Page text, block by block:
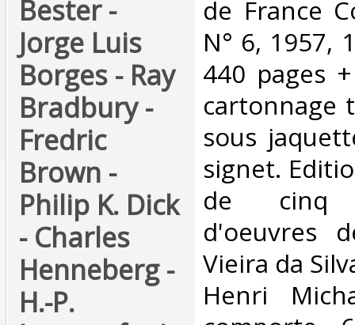
Bester -
Jorge Luis
Borges - Ray
Bradbury -
Fredric
Brown -
Philip K. Dick
- Charles
Henneberg -
H.-P.
de France
N° 6, 1957,
440 pages
cartonnage
sous
signet.
de cinq
d'oeuvres
Vieira da
Henri